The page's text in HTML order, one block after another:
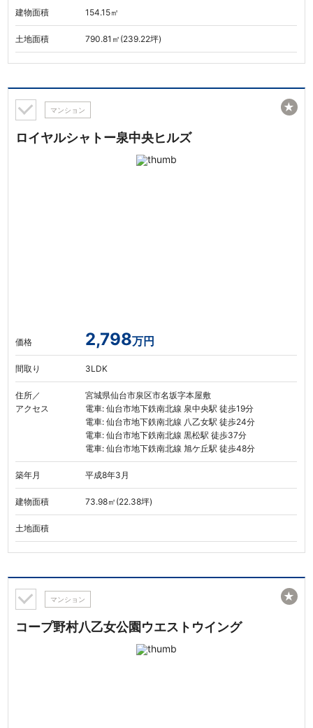
建物面積 154.15㎡
土地面積 790.81㎡(239.22坪)
マンション
ロイヤルシャトー泉中央ヒルズ
価格 2,798万円
間取り 3LDK
住所／
アクセス
宮城県仙台市泉区市名坂字本屋敷
電車: 仙台市地下鉄南北線 泉中央駅 徒歩19分
電車: 仙台市地下鉄南北線 八乙女駅 徒歩24分
電車: 仙台市地下鉄南北線 黒松駅 徒歩37分
電車: 仙台市地下鉄南北線 旭ケ丘駅 徒歩48分
築年月 平成8年3月
建物面積 73.98㎡(22.38坪)
土地面積
★
マンション
コープ野村八乙女公園ウエストウイング
★